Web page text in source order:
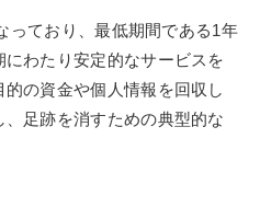
っており、最低期間である1年
わたり安定的なサービスを
の資金や個人情報を回収し
足跡を消すための典型的な